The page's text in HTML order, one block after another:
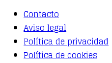
Contacto
Aviso legal
Política de privacidad
Política de cookies